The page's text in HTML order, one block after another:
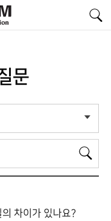
문
색
차이가 있나요?